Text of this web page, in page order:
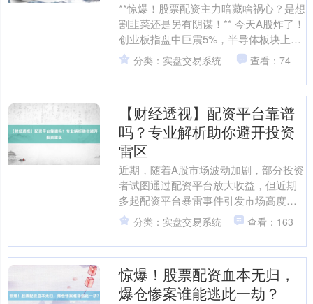
**惊爆！股票配资主力暗藏啥祸心？是想
割韭菜还是另有阴谋！** 今天A股炸了！
创业板指盘中巨震5%，半导体板块上
演"天地板"，而北证50指数却逆势狂飙
8%。这场....
分类：实盘交易系统 查看：74
【财经透视】配资平台靠谱
吗？专业解析助你避开投资
雷区
近期，随着A股市场波动加剧，部分投资
者试图通过配资平台放大收益，但近期
多起配资平台暴雷事件引发市场高度关
注。据证监会最新通报，2023年第三季
度全国共查处非法配....
分类：实盘交易系统 查看：163
惊爆！股票配资血本无归，
爆仓惨案谁能逃此一劫？